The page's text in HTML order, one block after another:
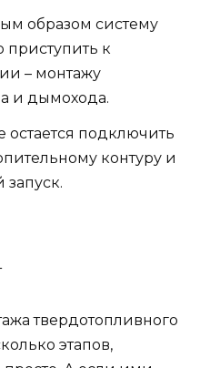
образом систему
к
– монтажу
и дымохода.
остается подключить
контуру и
твердотопливного
этапов,